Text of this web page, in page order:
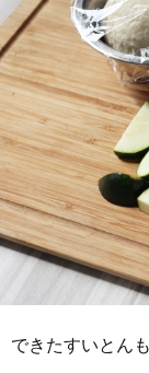
できたすいとん